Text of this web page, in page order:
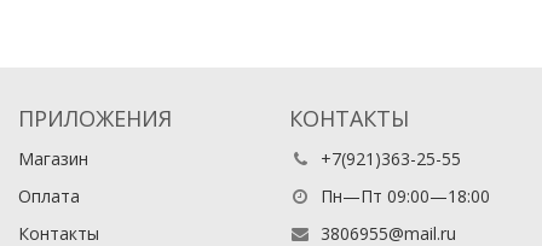
ПРИЛОЖЕНИЯ
Магазин
Оплата
Контакты
КОНТАКТЫ
+7(921)363-25-55
Пн—Пт 09:00—18:00
3806955@mail.ru